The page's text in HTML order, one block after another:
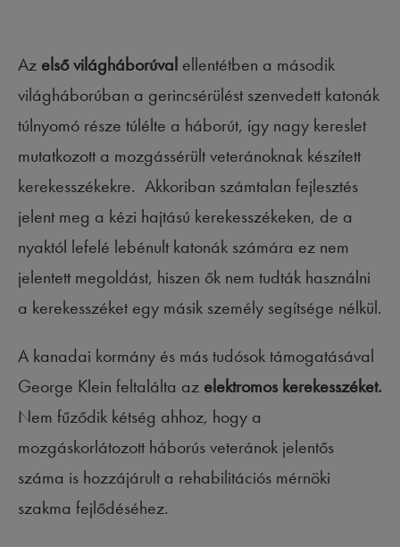
Az első világháborúval ellentétben a második
világháborúban a gerincsérülést szenvedett katonák
túlnyomó része túlélte a háborút, így nagy kereslet
mutatkozott a mozgássérült veteránoknak készített
kerekesszékekre. Akkoriban számtalan fejlesztés
jelent meg a kézi hajtású kerekesszékeken, de a
nyaktól lefelé lebénult katonák számára ez nem
jelentett megoldást, hiszen ők nem tudták használni
a kerekesszéket egy másik személy segítsége nélkül.
A kanadai kormány és más tudósok támogatásával
George Klein feltalálta az elektromos kerekesszéket.
Nem fűződik kétség ahhoz, hogy a
mozgáskorlátozott háborús veteránok jelentős
száma is hozzájárult a rehabilitációs mérnöki
szakma fejlődéséhez.